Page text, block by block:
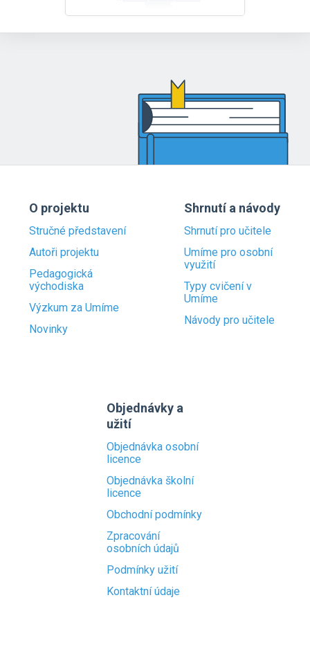
O projektu
Stručné představení
Autoři projektu
Pedagogická
východiska
Výzkum za Umíme
Novinky
Shrnutí a návody
Shrnutí pro učitele
Umíme pro osobní
využití
Typy cvičení v
Umíme
Návody pro učitele
Objednávky a
užití
Objednávka osobní
licence
Objednávka školní
licence
Obchodní podmínky
Zpracování
osobních údajů
Podmínky užití
Kontaktní údaje